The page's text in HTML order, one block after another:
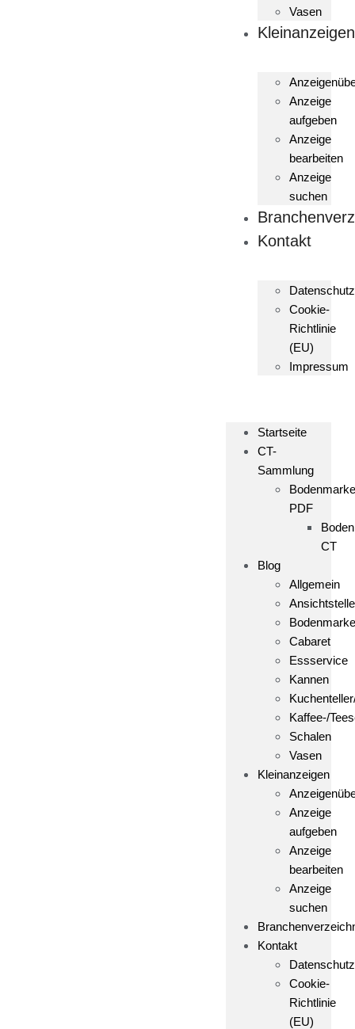
Vasen
Kleinanzeigen
Anzeige
aufgeben
Anzeige
bearbeiten
Anzeige
suchen
Kontakt
Cookie-
Richtlinie
(EU)
Impressum
Startseite
CT-
Sammlung
PDF
CT
Blog
Allgemein
Cabaret
Essservice
Kannen
Kaffee-/
Schalen
Vasen
Kleinanzeigen
Anzeige
aufgeben
Anzeige
bearbeiten
Anzeige
suchen
Kontakt
Cookie-
Richtlinie
(EU)